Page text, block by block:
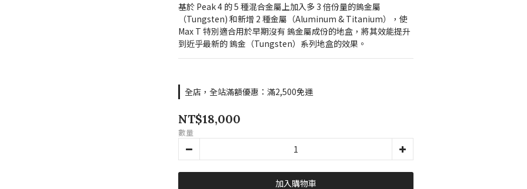
基於 Peak 4 的 5 種混合金屬上加入多 3 倍份量的鎢金屬
（Tungsten) 和新增 2 種金屬（Aluminum & Titanium），使
Max T 特別適合用於早期沒有 鎢金屬成份的地盒，將其效能提升
到近乎最新的 鎢金（Tungsten）系列地盒的效果。
全店，全站滿額優惠：滿2,500免運
NT$18,000
數量
加入購物車